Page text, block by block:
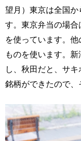
望月）東京は全国
す。東京弁当の場
を使っています。
ものを使います。
し、秋田だと、サ
銘柄ができたので、